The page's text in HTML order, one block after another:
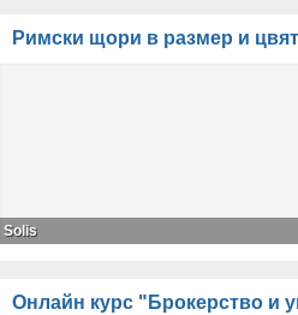
Римски щори в размер и
Solis
Онлайн курс "Брокерство и